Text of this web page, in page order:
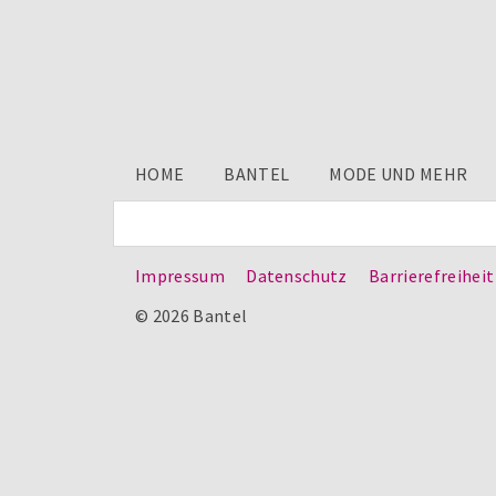
HOME BANTEL MODE UND MEHR
Impressum Datenschutz
Barrierefreiheit
© 2026 Bantel